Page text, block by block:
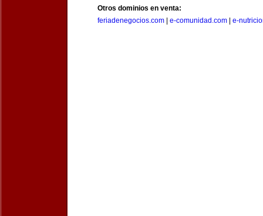
Otros dominios en venta:
feriadenegocios.com
e-comunidad.com e-